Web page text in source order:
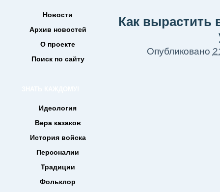
Новости
Архив новостей
О проекте
Поиск по сайту
Идеология
Вера казаков
История войска
Персоналии
Традиции
Фольклор
Как вырастить
Опубликовано